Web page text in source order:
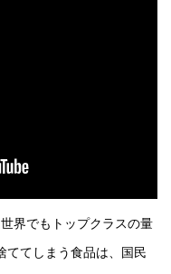
界でもトップクラスの量
てしまう食品は、国民